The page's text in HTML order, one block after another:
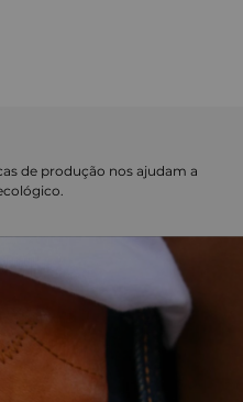
de produção nos ajudam a